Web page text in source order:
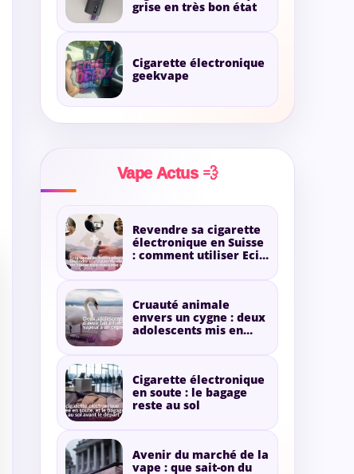
grise en très bon état
Cigarette électronique
geekvape
Vape Actus 💨
Revendre sa cigarette
électronique en Suisse
: comment utiliser Ecig-
Cruauté animale
envers un cygne : deux
adolescents mis en
Cigarette électronique
en soute : le bagage
reste au sol
Avenir du marché de la
vape : que sait-on du